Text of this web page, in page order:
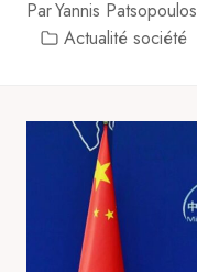
ParYannis Patsopoulos
Actualité société